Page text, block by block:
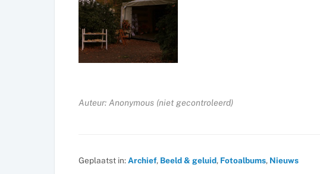
Auteur: Anonymous (niet gecontroleerd)
Geplaatst in: Archief, Beeld & geluid, Fotoalbums, Nieuws